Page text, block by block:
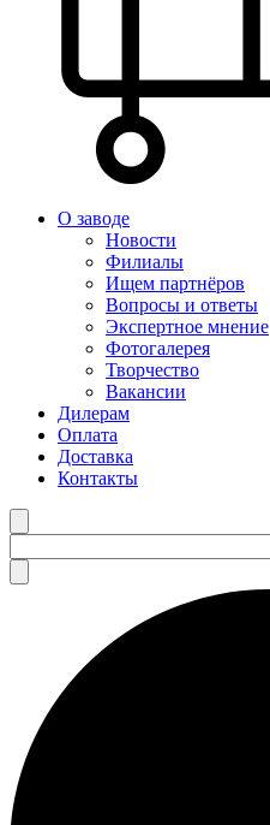
О заводе
Новости
Филиалы
Ищем партнёров
Вопросы и ответы
Экспертное мнение
Фотогалерея
Творчество
Вакансии
Дилерам
Оплата
Доставка
Контакты